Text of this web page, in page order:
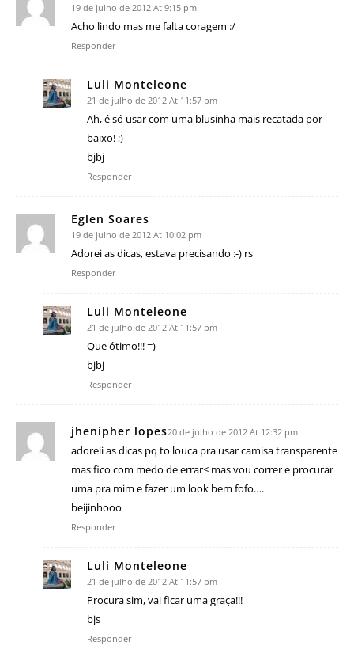
19 de julho de 2012 At 9:15 pm
Acho lindo mas me falta coragem :/
Responder
Luli Monteleone
21 de julho de 2012 At 11:57 pm
Ah, é só usar com uma blusinha mais recatada por
baixo! ;)
bjbj
Responder
Eglen Soares
19 de julho de 2012 At 10:02 pm
Adorei as dicas, estava precisando :-) rs
Responder
Luli Monteleone
21 de julho de 2012 At 11:57 pm
Que ótimo!!! =)
bjbj
Responder
jhenipher lopes20 de julho de 2012 At 12:32 pm
adoreii as dicas pq to louca pra usar camisa transparente
mas fico com medo de errar< mas vou correr e procurar
uma pra mim e fazer um look bem fofo….
beijinhooo
Responder
Luli Monteleone
21 de julho de 2012 At 11:57 pm
Procura sim, vai ficar uma graça!!!
bjs
Responder